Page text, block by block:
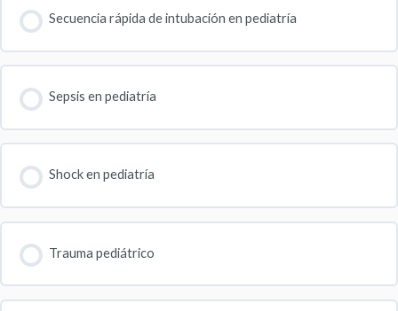
Secuencia rápida de intubación en pediatría
Sepsis en pediatría
Shock en pediatría
Trauma pediátrico